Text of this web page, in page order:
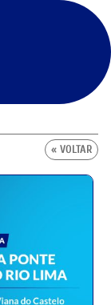
« VOLTAR